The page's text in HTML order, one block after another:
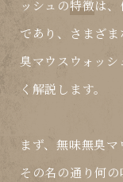
ッシュの特徴は
であり、さまざ
臭マウスウォッシ
く解説します。
まず、無味無臭
その名の通り何